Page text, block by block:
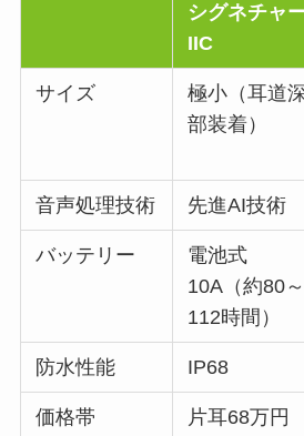
シグネチャ
IIC
サイズ
極小（耳道
部装着）
音声処理技術 先進AI技術
バッテリー
電池式
10A（約80～
112時間）
防水性能 IP68
価格帯
片耳68万円